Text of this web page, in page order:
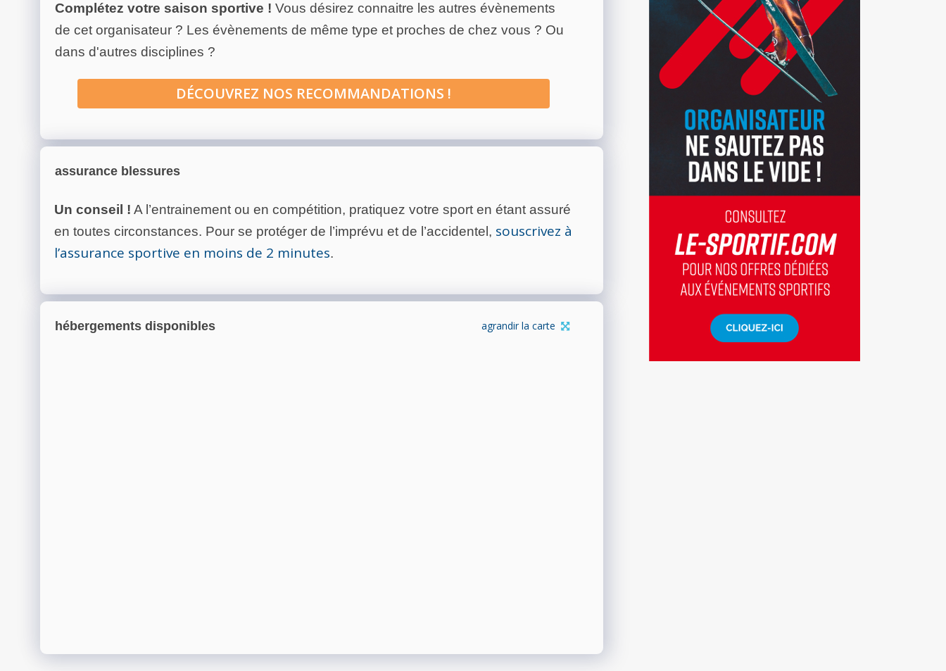
Complétez votre saison sportive ! Vous désirez connaitre les autres évènements
de cet organisateur ? Les évènements de même type et proches de chez vous ? Ou
dans d'autres disciplines ?
DÉCOUVREZ NOS RECOMMANDATIONS !
assurance blessures
Un conseil ! A l’entrainement ou en compétition, pratiquez votre sport en étant assuré
en toutes circonstances. Pour se protéger de l’imprévu et de l’accidentel, souscrivez à
l’assurance sportive en moins de 2 minutes.
hébergements disponibles agrandir la carte